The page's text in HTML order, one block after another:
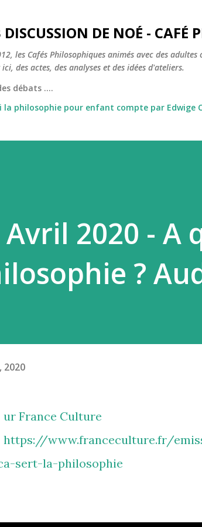
DISCUSSION DE NOÉ - CAFÉ
les Cafés Philosophiques animés avec des
des actes, des analyses et des idées d'ateliers.
débats ....
la philosophie pour enfant compte par Edwige
Avril 2020 - A
?
2020
ur France Culture
https://www.franceculture.fr/
sert-la-philosophie